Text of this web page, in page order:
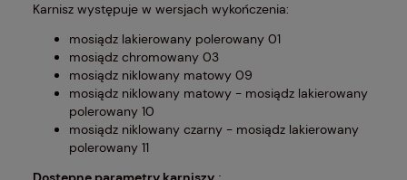
Karnisz występuje w wersjach wykończenia:
mosiądz lakierowany polerowany 01
mosiądz chromowany 03
mosiądz niklowany matowy 09
mosiądz niklowany matowy - mosiądz lakierowany
polerowany 10
mosiądz niklowany czarny - mosiądz lakierowany
polerowany 11